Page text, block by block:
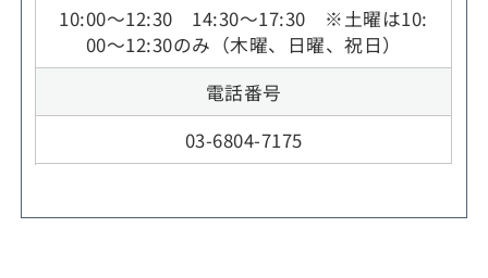
10:00～12:30 14:30～17:30 ※土曜は10:
00～12:30のみ（木曜、日曜、祝日）
電話番号
03-6804-7175